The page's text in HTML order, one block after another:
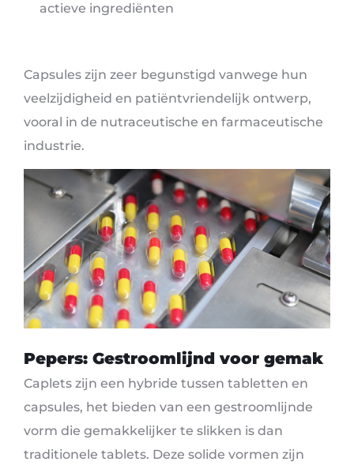
actieve ingrediënten
Capsules zijn zeer begunstigd vanwege hun
veelzijdigheid en patiëntvriendelijk ontwerp,
vooral in de nutraceutische en farmaceutische
industrie.
Pepers: Gestroomlijnd voor gemak
Caplets zijn een hybride tussen tabletten en
capsules, het bieden van een gestroomlijnde
vorm die gemakkelijker te slikken is dan
traditionele tablets. Deze solide vormen zijn